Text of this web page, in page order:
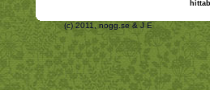
(c) 2011,